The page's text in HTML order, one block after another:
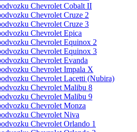
Chevrolet Cobalt II
Chevrolet Cruze 2
Chevrolet Cruze 3
Chevrolet Epica
Chevrolet Equinox 2
Chevrolet Equinox 3
Chevrolet Evanda
Chevrolet Impala X
Chevrolet Lacetti (Nubira)
Chevrolet Malibu 8
Chevrolet Malibu 9
Chevrolet Monza
Chevrolet Niva
Chevrolet Orlando 1